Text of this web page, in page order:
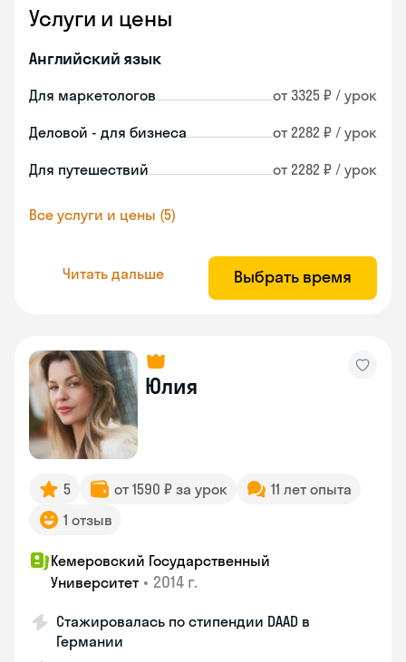
Услуги и цены
Английский язык
Для маркетологов от 3325 ₽ / урок
Деловой - для бизнеса от 2282 ₽ / урок
Для путешествий от 2282 ₽ / урок
Все услуги и цены (5)
Читать дальше Выбрать время
Юлия
5 от 1590 ₽ за урок
11 лет опыта
1 отзыв
Кемеровский Государственный
Университет • 2014 г.
Стажировалась по стипендии DAAD в
Германии